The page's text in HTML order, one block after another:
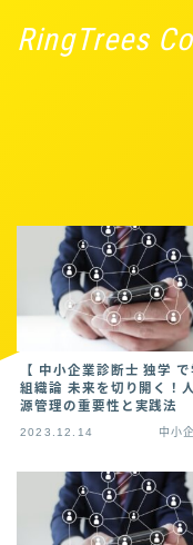
RingTrees
【 中小企業診断士 独学 で
組織論 未来を切り開く！
源管理の重要性と実践法
2023.12.14 中小